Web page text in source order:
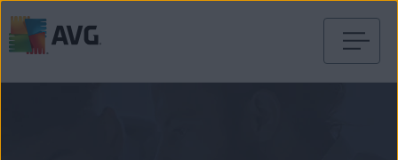
til